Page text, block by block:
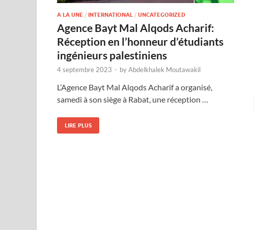
A LA UNE / INTERNATIONAL / UNCATEGORIZED
Agence Bayt Mal Alqods Acharif:
Réception en l’honneur d’étudiants
ingénieurs palestiniens
4 septembre 2023 - byAbdelkhalek Moutawakil
L’Agence Bayt Mal Alqods Acharif a organisé,
samedi à son siège à Rabat, une réception …
LIRE PLUS